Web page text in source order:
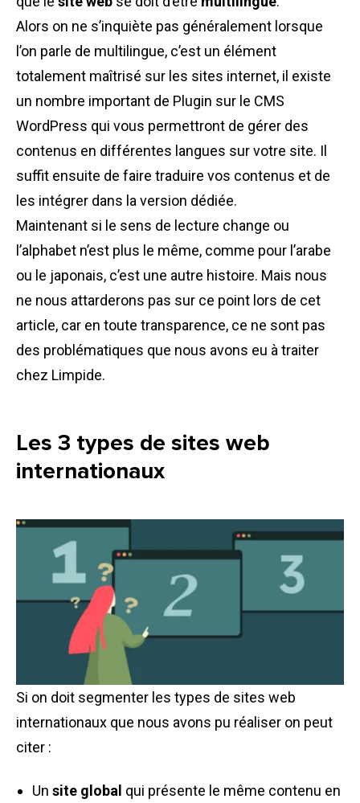
Alors on ne s’inquiète pas généralement lorsque
l’on parle de multilingue, c’est un élément
totalement maîtrisé sur les sites internet, il existe
un nombre important de Plugin sur le CMS
WordPress qui vous permettront de gérer des
contenus en différentes langues sur votre site. Il
suffit ensuite de faire traduire vos contenus et de
les intégrer dans la version dédiée.
Maintenant si le sens de lecture change ou
l’alphabet n’est plus le même, comme pour l’arabe
ou le japonais, c’est une autre histoire. Mais nous
ne nous attarderons pas sur ce point lors de cet
article, car en toute transparence, ce ne sont pas
des problématiques que nous avons eu à traiter
chez Limpide.
Les 3 types de sites web
internationaux
Si on doit segmenter les types de sites web
internationaux que nous avons pu réaliser on peut
citer :
Un site global qui présente le même contenu en